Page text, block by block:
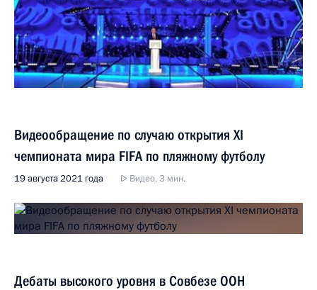
Видеообращение по случаю открытия XI
чемпионата мира FIFA по пляжному футболу
19 августа 2021 года Видео, 3 мин.
Дебаты высокого уровня в Совбезе ООН